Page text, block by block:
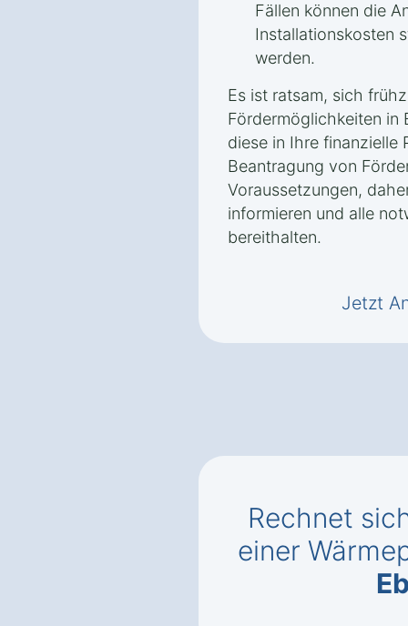
Fällen können die
Installationskosten
werden.
Es ist ratsam, sich
Fördermöglichkeiten in
diese in Ihre finanzielle
Beantragung von
Voraussetzungen,
informieren und alle
bereithalten.
Jetzt
Rechnet
einer